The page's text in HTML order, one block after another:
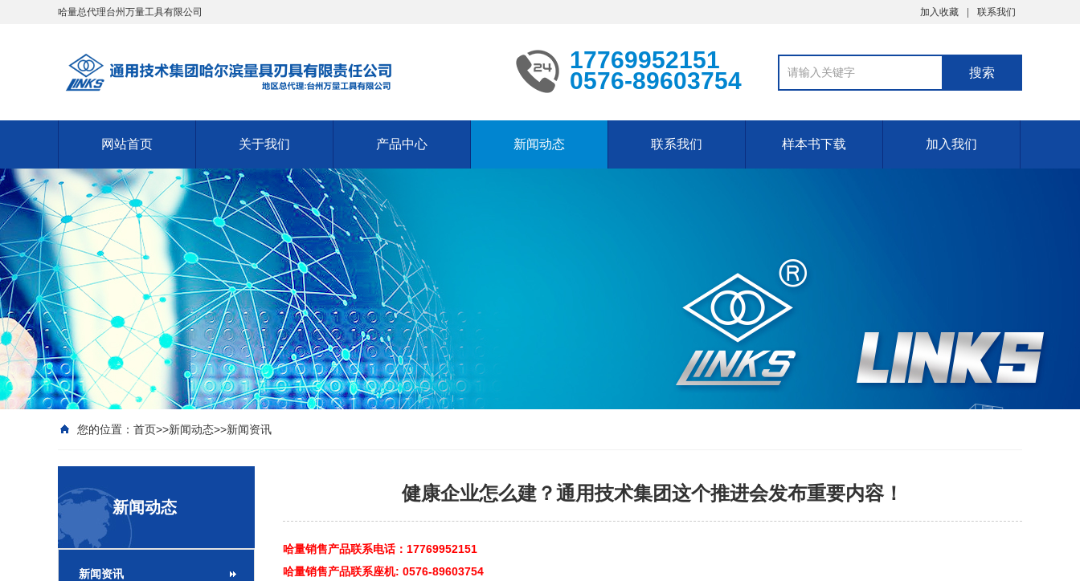
哈量总代理台州万量工具有限公司 加入收藏 联系我们
17769952151
0576-89603754
网站首页 关于我们 产品中心 新闻动态 联系我们 样本书下载 加入我们
您的位置： 首页>>新闻动态>>新闻资讯
新闻动态
新闻资讯
健康企业怎么建？通用技术集团这个推进会发布重要内容！
哈量销售产品联系电话：17769952151
哈量销售产品联系座机: 0576-89603754